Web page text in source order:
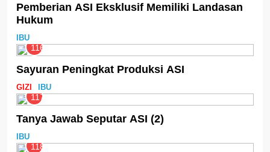
Pemberian ASI Eksklusif Memiliki Landasan
Hukum
IBU
116
Sayuran Peningkat Produksi ASI
GIZI IBU
117
Tanya Jawab Seputar ASI (2)
IBU
118